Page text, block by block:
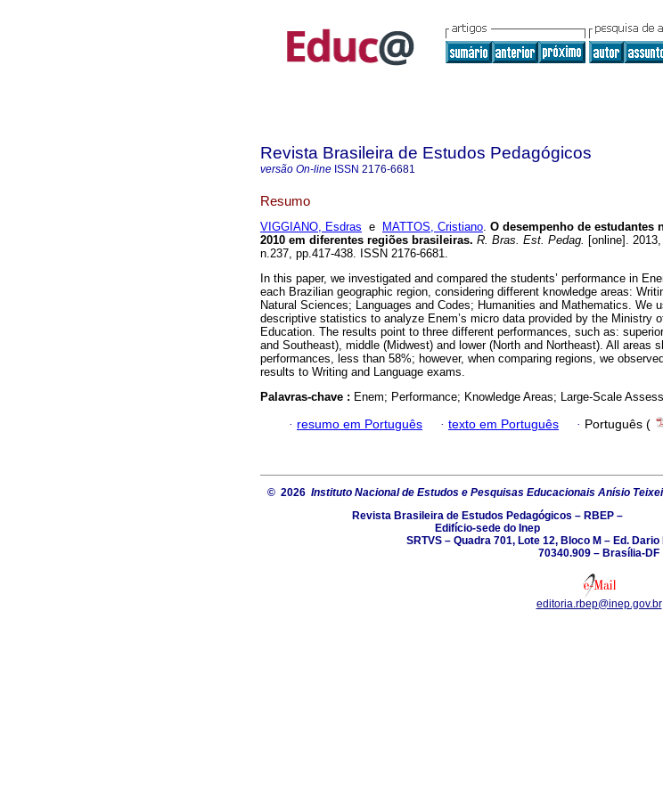
Revista Brasileira de Estudos Pedagógicos
versão On-line ISSN 2176-6681
Resumo
VIGGIANO, Esdras e MATTOS, Cristiano. O desempenho de estudantes
2010 em diferentes regiões brasileiras. R. Bras. Est. Pedag. [online].
n.237, pp.417-438. ISSN 2176-6681.
In this paper, we investigated and compared the students’ performance in
each Brazilian geographic region, considering different knowledge areas:
Natural Sciences; Languages and Codes; Humanities and Mathematics. We
descriptive statistics to analyze Enem’s micro data provided by the Ministry
Education. The results point to three different performances, such as:
and Southeast), middle (Midwest) and lower (North and Northeast). All areas
performances, less than 58%; however, when comparing regions, we
results to Writing and Language exams.
Palavras-chave : Enem; Performance; Knowledge Areas; Large-Scale
· resumo em Português · texto em Português · Português (
© 2026 Instituto Nacional de Estudos e Pesquisas Educacionais Anísio
Revista Brasileira de Estudos Pedagógicos – RBEP –
Edifício-sede do Inep
SRTVS – Quadra 701, Lote 12, Bloco M – Ed.
70340.909 – Brasília-DF
editoria.rbep@inep.gov.br